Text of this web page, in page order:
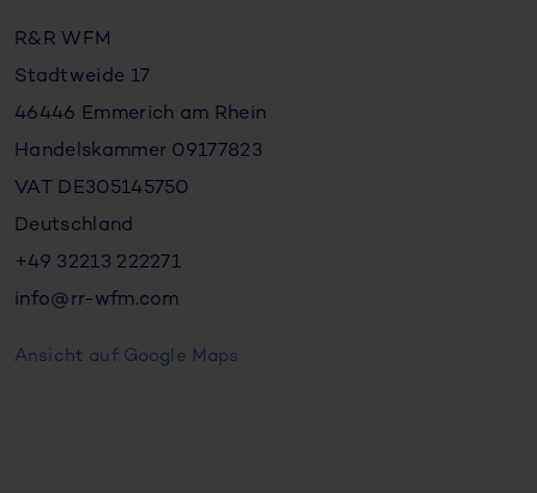
R&R WFM
Stadtweide 17
46446 Emmerich am Rhein
Handelskammer 09177823
VAT DE305145750
Deutschland
+49 32213 222271
info@rr-wfm.com
Ansicht auf Google Maps